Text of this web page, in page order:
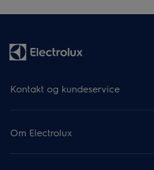
Kontakt og kundeservice
Om Electrolux